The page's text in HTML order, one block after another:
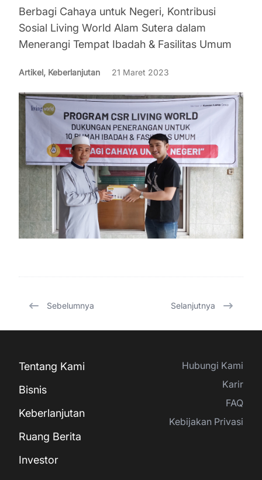
Berbagi Cahaya untuk Negeri, Kontribusi
Sosial Living World Alam Sutera dalam
Menerangi Tempat Ibadah & Fasilitas Umum
Artikel, Keberlanjutan 21 Maret 2023
Sebelumnya Selanjutnya
Tentang Kami
Bisnis
Keberlanjutan
Ruang Berita
Investor
Hubungi Kami
Karir
FAQ
Kebijakan Privasi